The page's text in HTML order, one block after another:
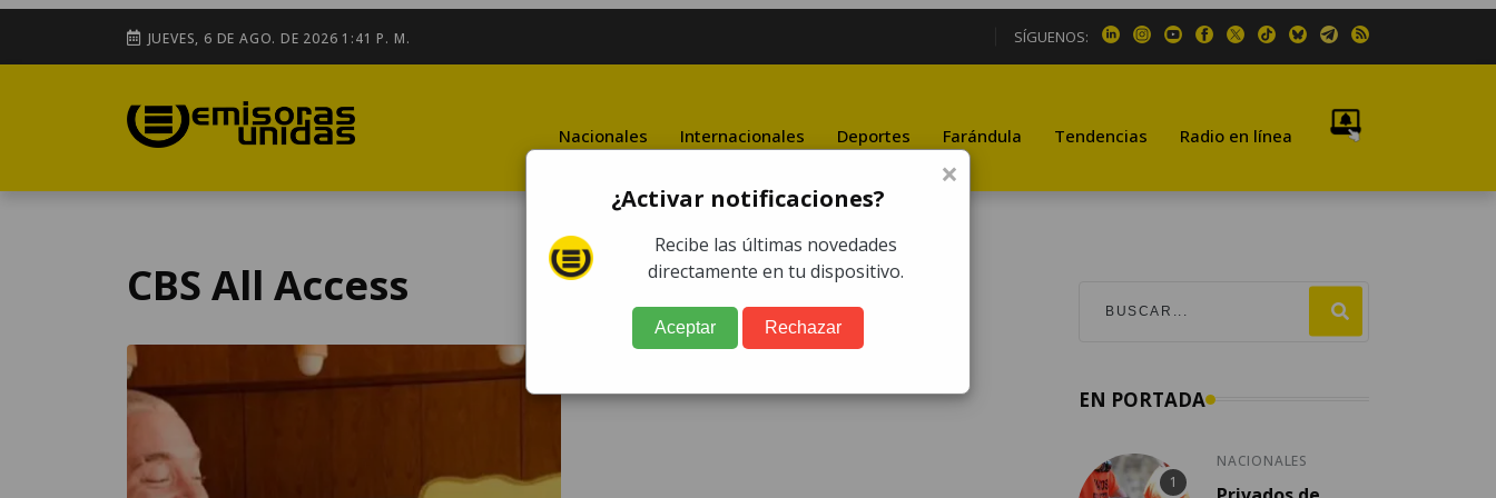
JUEVES, 6 DE AGO. DE 2026 1:41 P. M. SÍGUENOS:
Nacionales Internacionales Deportes Farándula Tendencias Radio en línea
CBS All Access
EN PORTADA
NACIONALES
×
¿Activar notificaciones?
Recibe las últimas novedades
directamente en tu dispositivo.
Aceptar Rechazar